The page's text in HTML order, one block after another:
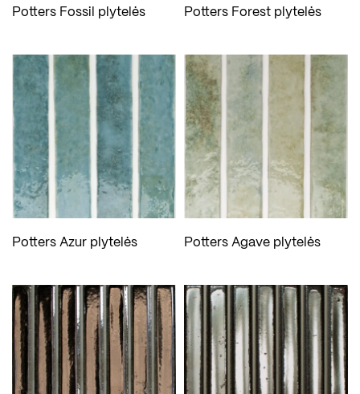
Potters Fossil plytelės Potters Forest plytelės
Potters Azur plytelės Potters Agave plytelės